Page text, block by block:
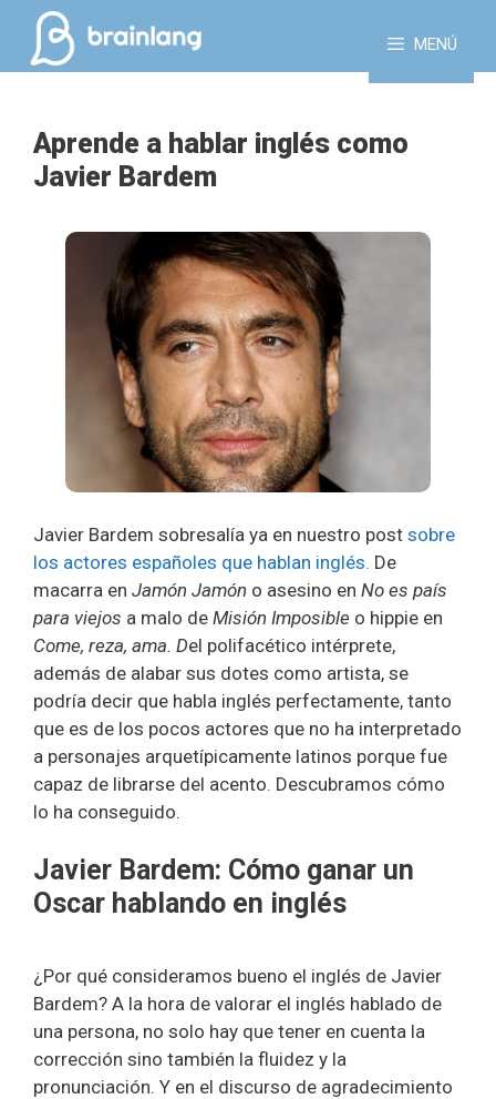
Saltar
contenido
MENÚ
Aprende a hablar inglés como
Javier Bardem
Javier Bardem sobresalía ya en nuestro post sobre
los actores españoles que hablan inglés. De
macarra en Jamón Jamón o asesino en No es país
para viejos a malo de Misión Imposible o hippie en
Come, reza, ama. Del polifacético intérprete,
además de alabar sus dotes como artista, se
podría decir que habla inglés perfectamente, tanto
que es de los pocos actores que no ha interpretado
a personajes arquetípicamente latinos porque fue
capaz de librarse del acento. Descubramos cómo
lo ha conseguido.
Javier Bardem: Cómo ganar un
Oscar hablando en inglés
¿Por qué consideramos bueno el inglés de Javier
Bardem? A la hora de valorar el inglés hablado de
una persona, no solo hay que tener en cuenta la
corrección sino también la fluidez y la
pronunciación. Y en el discurso de agradecimiento